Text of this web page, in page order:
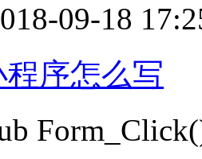
09-18
序怎么写